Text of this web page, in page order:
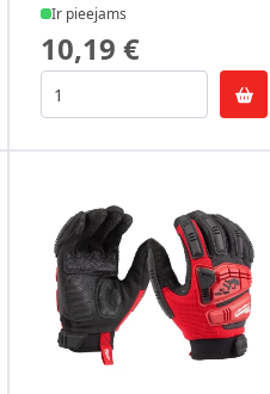
Ir pieejams
10,19 €